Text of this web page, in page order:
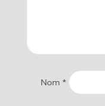
Nom *